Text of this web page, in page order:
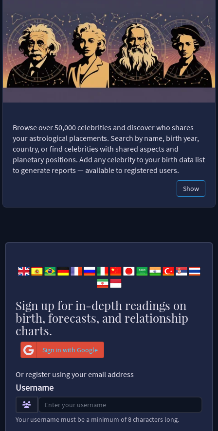
Browse over 50,000 celebrities and discover who shares
your astrological placements. Search by name, birth year,
country, or find celebrities with shared aspects and
planetary positions. Add any celebrity to your birth data list
to generate reports — available to registered users.
Show
Sign up for in-depth readings on
birth, forecasts, and relationship
charts.
Sign in with Google
Or register using your email address
Username
Your username must be a minimum of 8 characters long.